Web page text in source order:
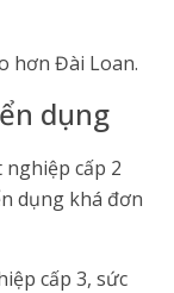
hơn Đài Loan.
dụng
cấp 2
dụng khá đơn
cấp 3, sức